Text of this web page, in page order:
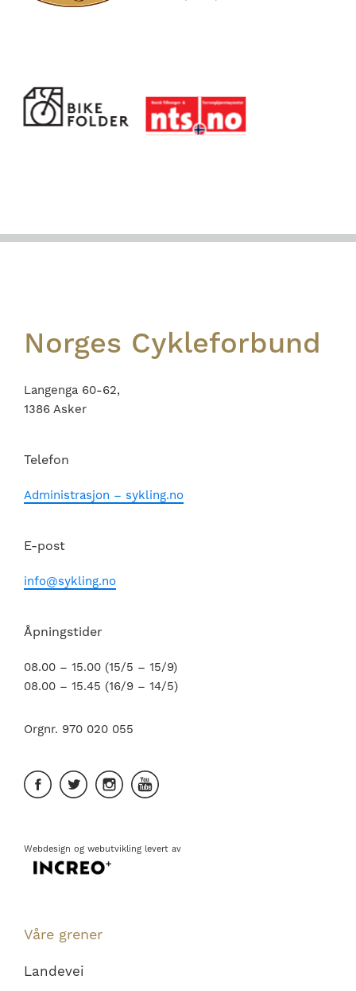
Footer
Norges Cykleforbund
Langenga 60-62,
1386 Asker
Telefon
Administrasjon – sykling.no
E-post
info@sykling.no
Åpningstider
08.00 – 15.00 (15/5 – 15/9)
08.00 – 15.45 (16/9 – 14/5)
Orgnr. 970 020 055
Webdesign og webutvikling levert av
Våre grener
Landevei